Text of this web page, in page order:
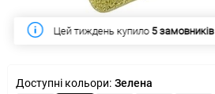
Цей тиждень купило 5 замовників
Доступні кольори: Зелена